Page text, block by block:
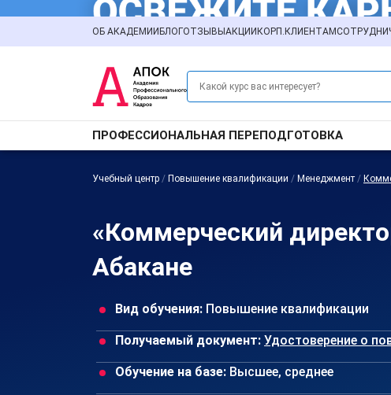
ОБ АКАДЕМИИ БЛОГОТЗЫВЫ АКЦИИ КОРП.КЛИЕНТАМ
ПРОФЕССИОНАЛЬНАЯ ПЕРЕПОДГОТОВКА
Учебный центр / Повышение квалификации / Менеджмент /
«Коммерческий
Абакане
Вид обучения: Повышение квалификации
Получаемый документ: Удостоверение о
Обучение на базе: Высшее, среднее